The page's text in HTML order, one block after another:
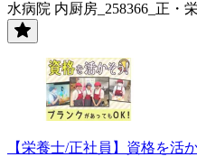
水病院 内厨房_258366_正・
【栄養士/正社員】資格を活